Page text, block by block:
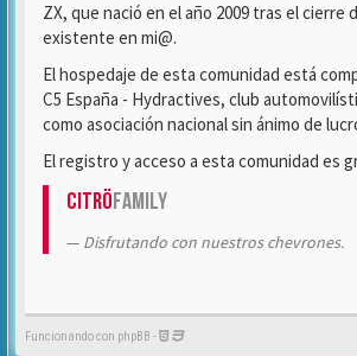
ZX, que nació en el año 2009 tras el cierre
existente en mi@.
El hospedaje de esta comunidad está
C5 España - Hydractives, club
como asociación nacional sin ánimo de
El registro y acceso a esta comunidad es
CitröFamily
Disfrutando con nuestros chevrones.
Funcionando con phpBB -